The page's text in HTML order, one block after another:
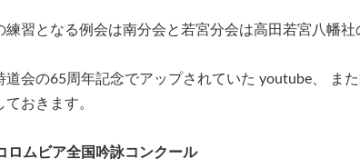
練習となる例会は南分会と若宮分会は高田若宮八幡
道会の65周年記念でアップされていた youtube、 ま
おきます。
ロムビア全国吟詠コンクール